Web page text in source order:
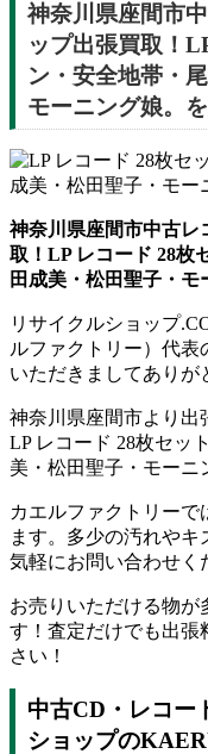
神奈川県座間市
ップ出張買取！
ン・安全地帯・
モーニング娘。
神奈川県座間市中古レ
取！LP レコード 28枚
田成美・松田聖子・モ
リサイクルショップ
ルファクトリー）代表
いただきましてありが
神奈川県座間市より出
LP レコード 28枚セッ
美・松田聖子・モーニ
カエルファクトリーで
ます。多少の汚れや
気軽にお問い合わせく
お売りいただける物
す！査定だけでも出張
さい！
中古CD・レコー
ショップの